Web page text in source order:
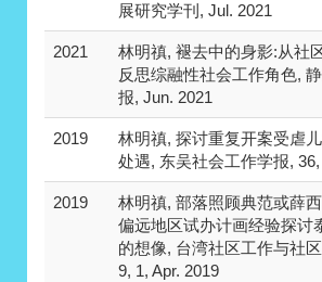
展研究学刊, Jul. 2021
2021
林明禛, 褪去中的身影:从社
反思综融性社会工作角色,
报, Jun. 2021
2019
林明禛, 探讨重复开案受虐
处遇, 东吴社会工作学报,
2019
林明禛, 部落照顾典范或薛
偏远地区试办计画经验探讨
的想像, 台湾社区工作与社
9, 1, Apr. 2019